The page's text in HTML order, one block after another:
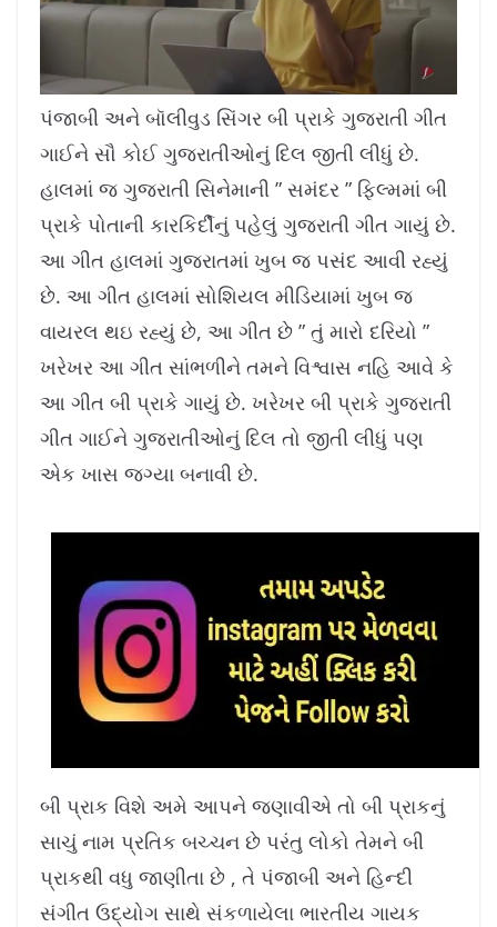
n
u
t
o
d
e
:
1
4
પંજાબી અને બૉલીવુડ સિંગર બી પ્રાકે ગુજરાતી ગીત
ગાઈને સૌ કોઈ ગુજરાતીઓનું દિલ જીતી લીધું છે.
હાલમાં જ ગુજરાતી સિનેમાની ” સમંદર ” ફિલ્મમાં બી
પ્રાકે પોતાની કારકિર્દીનું પહેલું ગુજરાતી ગીત ગાયું છે.
આ ગીત હાલમાં ગુજરાતમાં ખુબ જ પસંદ આવી રહ્યું
છે. આ ગીત હાલમાં સોશિયલ મીડિયામાં ખુબ જ
વાયરલ થઇ રહ્યું છે, આ ગીત છે ” તું મારો દરિયો ”
ખરેખર આ ગીત સાંભળીને તમને વિશ્વાસ નહિ આવે કે
આ ગીત બી પ્રાકે ગાયું છે. ખરેખર બી પ્રાકે ગુજરાતી
ગીત ગાઈને ગુજરાતીઓનું દિલ તો જીતી લીધું પણ
એક ખાસ જગ્યા બનાવી છે.
બી પ્રાક વિશે અમે આપને જણાવીએ તો બી પ્રાકનું
સાચું નામ પ્રતિક બચ્ચન છે પરંતુ લોકો તેમને બી
પ્રાકથી વધુ જાણીતા છે , તે પંજાબી અને હિન્દી
સંગીત ઉદ્યોગ સાથે સંકળાયેલા ભારતીય ગાયક